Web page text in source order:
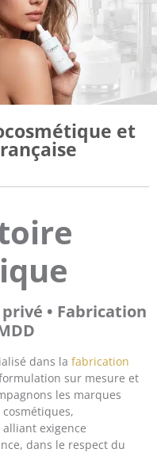
et
• Fabrication
dans la fabrication
sur mesure et
les marques
exigence
dans le respect du